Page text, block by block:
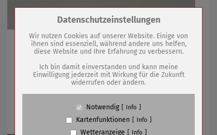
Am 04.08.2026 für einen Tag gültig
28.07.2026 mehr
für die Region einreichen
Zum Betrieb der Seite notwendige Cookies /
Name
PHP Session Cookie
Anbieter
Eigentümer dieser Website (Wenko-
Wenselaar GmbH & Co. KG)
Absicherung Kontaktformular / SPAM
Datenschutzeinstellungen
Wir nutzen Cookies auf unserer Website. Einige von
ihnen sind essenziell, während andere uns helfen,
diese Website und Ihre Erfahrung zu verbessern.
Ich bin damit einverstanden und kann meine
Einwilligung jederzeit mit Wirkung für die Zukunft
widerrufen oder ändern.
Notwendig Info
Kartenfunktionen Info
Wetteranzeige Info